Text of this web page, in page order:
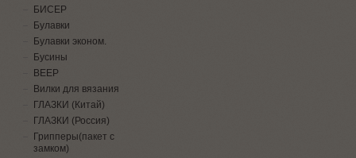
БИСЕР
Булавки
Булавки эконом.
Бусины
ВЕЕР
Вилки для вязания
ГЛАЗКИ (Китай)
ГЛАЗКИ (Россия)
Грипперы(пакет с
замком)